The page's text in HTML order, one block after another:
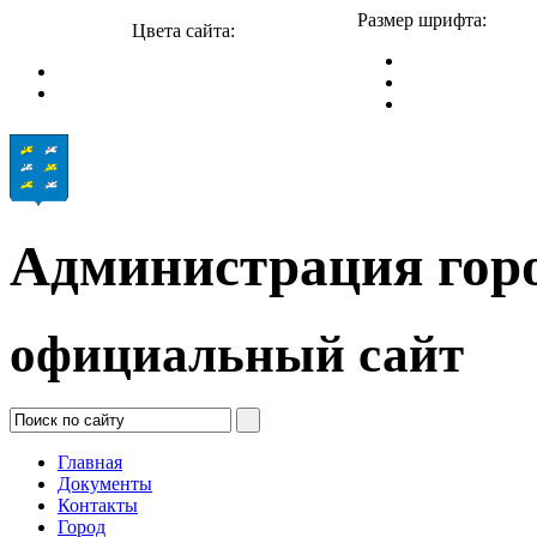
Цвета сайта:
Размер шрифта:
Администрация
официальный сайт
Главная
Документы
Контакты
Город